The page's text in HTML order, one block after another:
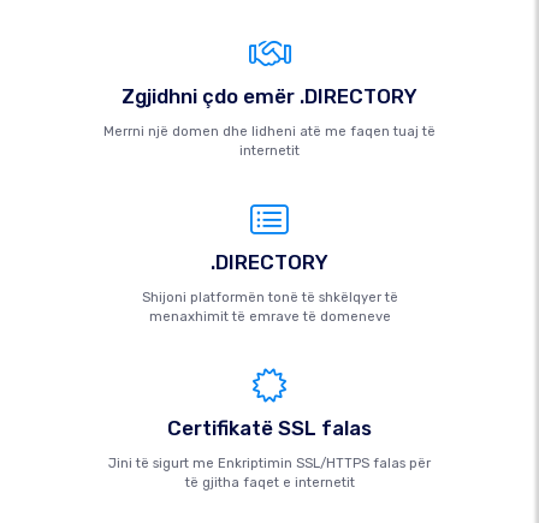
Zgjidhni çdo emër .DIRECTORY
Merrni një domen dhe lidheni atë me faqen tuaj të
internetit
.DIRECTORY
Shijoni platformën tonë të shkëlqyer të
menaxhimit të emrave të domeneve
Certifikatë SSL falas
Jini të sigurt me Enkriptimin SSL/HTTPS falas për
të gjitha faqet e internetit